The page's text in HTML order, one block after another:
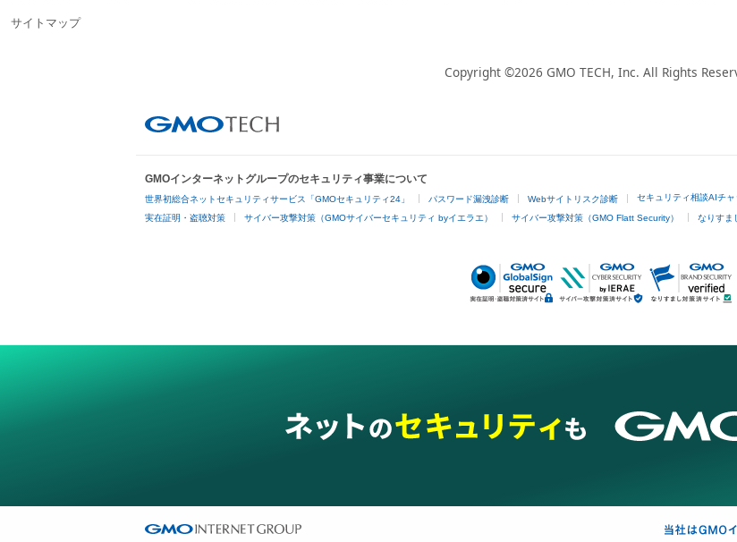
サイトマップ
Copyright ©2026 GMO TECH, Inc. All Rights
GMOインターネットグループのセキュリティ事業について
世界初総合ネットセキュリティサービス「GMOセキュリティ24」 パスワード漏洩診断 Webサイトリスク診断 セキュリティ相談AIチャ
実在証明・盗聴対策 サイバー攻撃対策（GMOサイバーセキュリティ byイエラエ） サイバー攻撃対策（GMO Flatt Security） なりすま